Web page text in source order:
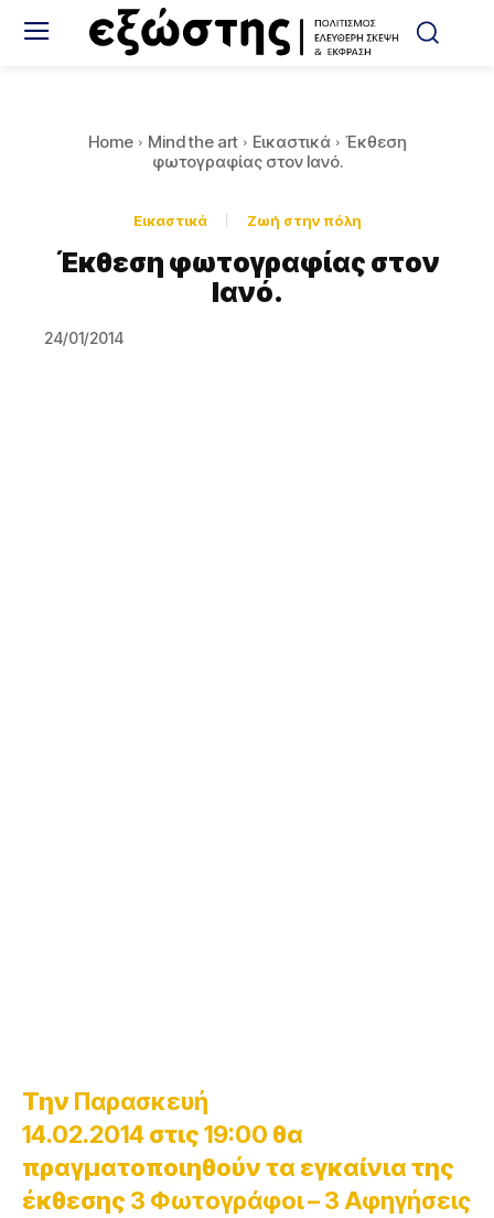
Home Mind the art Εικαστικά
Έκθεση
φωτογραφίας στον Ιανό.
Εικαστικά Ζωή στην πόλη
Έκθεση φωτογραφίας στον
Ιανό.
24/01/2014
Την Παρασκευή
14.02.2014 στις19:00 θα
πραγματοποιηθούν τα εγκαίνια της
έκθεσης 3 Φωτογράφοι – 3 Αφηγήσεις